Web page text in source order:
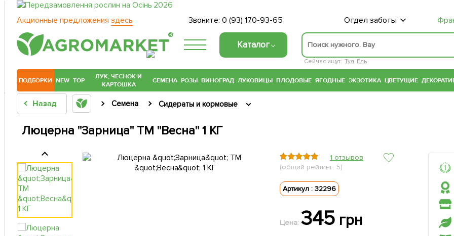
Акционные предложения здесь Звоните:0 (93) 170-93-65 Отдел заботы
®
Каталог
Сейчас ищут: Туя Ель
ПОДБОРКИ NEW TOP
ЛУК, ЧЕСНОК И
КАРТОШКА
СЕМЕНА РОЗЫ ВИНОГРАД ЛУКОВИЦЫ ПЛОДОВЫЕ ЯГОДНЫЕ ЭКЗОТИКА ЦВЕТУЩИЕ
Назад Семена Сидераты и кормовые
Люцерна "Зарница" ТМ "Весна" 1 КГ
1 отзывов
(общий рейтинг: 5)
Артикул : 32296
Цена: 345 грн